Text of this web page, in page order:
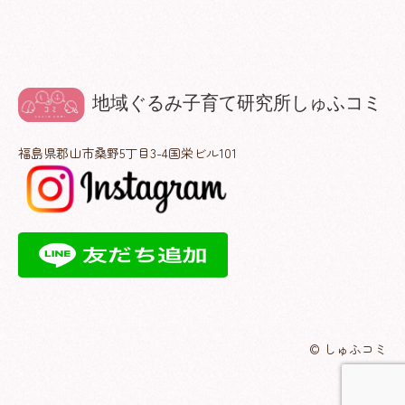
福島県郡山市桑野5丁目3-4国栄ビル101
© しゅふコミ